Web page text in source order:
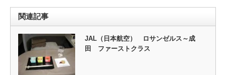
関連記事
JAL（日本航空） ロサンゼルス～成
田 ファーストクラス